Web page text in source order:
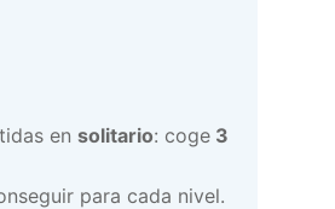
en solitario: coge 3
para cada nivel.